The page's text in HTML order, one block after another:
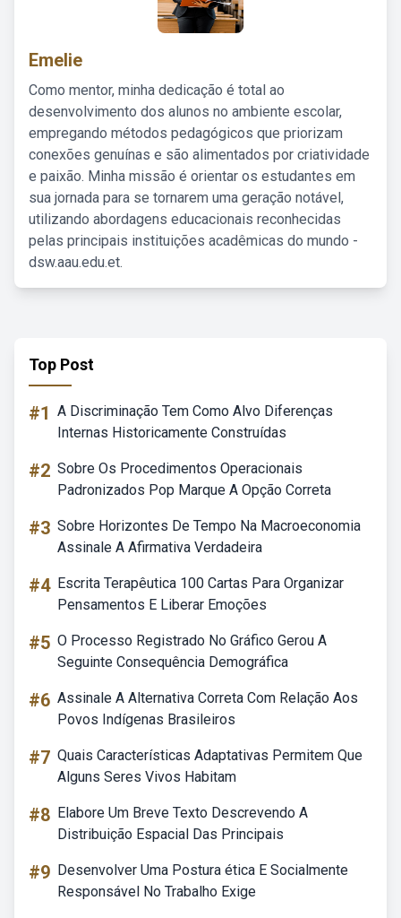
Emelie
Como mentor, minha dedicação é total ao
desenvolvimento dos alunos no ambiente escolar,
empregando métodos pedagógicos que priorizam
conexões genuínas e são alimentados por criatividade
e paixão. Minha missão é orientar os estudantes em
sua jornada para se tornarem uma geração notável,
utilizando abordagens educacionais reconhecidas
pelas principais instituições acadêmicas do mundo -
dsw.aau.edu.et.
Top Post
#1 A Discriminação Tem Como Alvo Diferenças
Internas Historicamente Construídas
#2 Sobre Os Procedimentos Operacionais
Padronizados Pop Marque A Opção Correta
#3 Sobre Horizontes De Tempo Na Macroeconomia
Assinale A Afirmativa Verdadeira
#4 Escrita Terapêutica 100 Cartas Para Organizar
Pensamentos E Liberar Emoções
#5 O Processo Registrado No Gráfico Gerou A
Seguinte Consequência Demográfica
#6 Assinale A Alternativa Correta Com Relação Aos
Povos Indígenas Brasileiros
#7 Quais Características Adaptativas Permitem Que
Alguns Seres Vivos Habitam
#8 Elabore Um Breve Texto Descrevendo A
Distribuição Espacial Das Principais
#9 Desenvolver Uma Postura ética E Socialmente
Responsável No Trabalho Exige